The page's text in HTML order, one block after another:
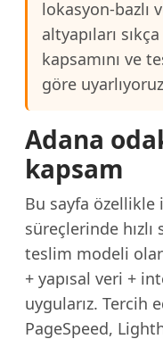
lokasyon-bazlı
altyapıları
kapsamını ve
göre
Adana
kapsam
Bu sayfa
süreçlerinde
teslim modeli
+ yapısal veri +
uygularız. Tercih
PageSpeed,